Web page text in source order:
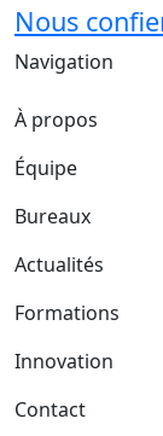
Nous
Navigation
À propos
Équipe
Bureaux
Actualités
Formations
Innovation
Contact